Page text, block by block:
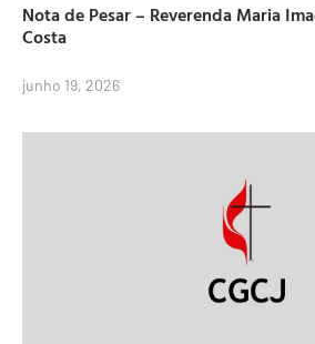
Nota de Pesar – Reverenda Maria
Costa
junho 19, 2026